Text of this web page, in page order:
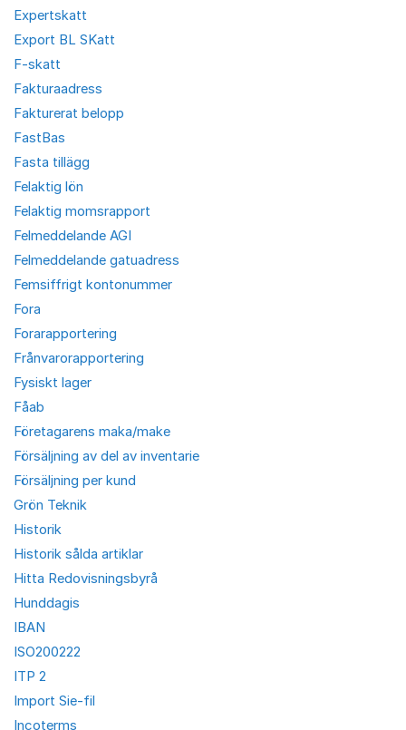
Expertskatt
Export BL SKatt
F-skatt
Fakturaadress
Fakturerat belopp
FastBas
Fasta tillägg
Felaktig lön
Felaktig momsrapport
Felmeddelande AGI
Felmeddelande gatuadress
Femsiffrigt kontonummer
Fora
Forarapportering
Frånvarorapportering
Fysiskt lager
Fåab
Företagarens maka/make
Försäljning av del av inventarie
Försäljning per kund
Grön Teknik
Historik
Historik sålda artiklar
Hitta Redovisningsbyrå
Hunddagis
IBAN
ISO200222
ITP 2
Import Sie-fil
Incoterms